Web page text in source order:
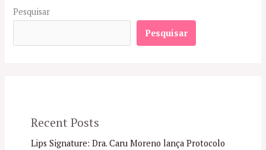
Pesquisar
Pesquisar
Recent Posts
Lips Signature: Dra. Caru Moreno lança Protocolo